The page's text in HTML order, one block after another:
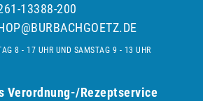
13388-200
8 - 17 UHR UND SAMSTAG 9 - 13 UHR
Verordnung-/Rezeptservice